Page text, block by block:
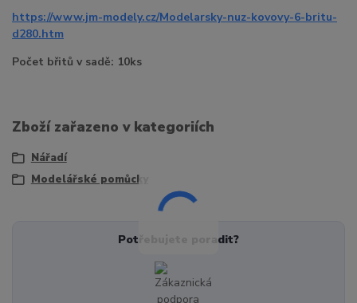
https://www.jm-modely.cz/Modelarsky-nuz-kovovy-6-britu-
d280.htm
Počet břitů v sadě: 10ks
Zboží zařazeno v kategoriích
Nářadí
Modelářské pomůcky
Potřebujete poradit?